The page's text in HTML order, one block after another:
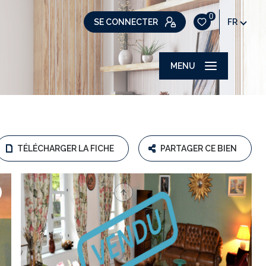
SE CONNECTER
0
FR
MENU
TÉLÉCHARGER LA FICHE PARTAGER CE BIEN